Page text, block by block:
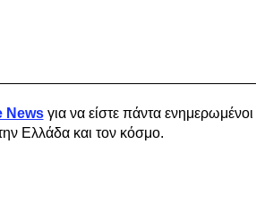
Newsγια να είστε πάντα ενημερωμένοι
Ελλάδα και τον κόσμο.